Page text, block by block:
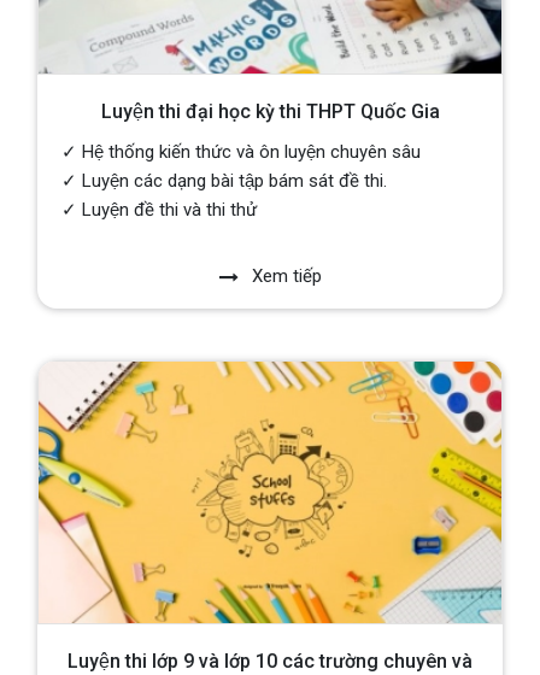
Luyện thi đại học kỳ thi THPT Quốc Gia
✓ Hệ thống kiến thức và ôn luyện chuyên sâu
✓ Luyện các dạng bài tập bám sát đề thi.
✓ Luyện đề thi và thi thử
Xem tiếp
Luyện thi lớp 9 và lớp 10 các trường chuyên và